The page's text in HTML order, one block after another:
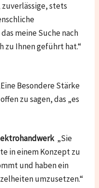
stets
meine Suche nach
zu Ihnen geführt hat.“
Besondere Stärke
zu sagen, das „es
„Sie
in einem Konzept zu
und haben ein
umzusetzen.“